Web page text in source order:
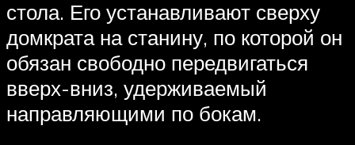
стола. Его устанавливают сверху
домкрата на станину, по которой он
обязан свободно передвигаться
вверх-вниз, удерживаемый
направляющими по бокам.